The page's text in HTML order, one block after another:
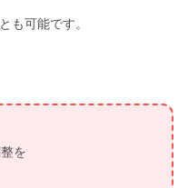
も可能です。
を